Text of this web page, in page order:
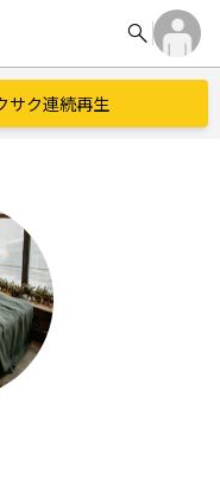
search
サク連続再生